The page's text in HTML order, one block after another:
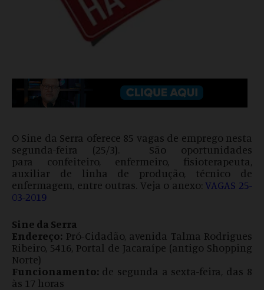
O Sine da Serra oferece 85 vagas de emprego nesta
segunda-feira (25/3). São oportunidades
para confeiteiro, enfermeiro, fisioterapeuta,
auxiliar de linha de produção, técnico de
enfermagem, entre outras. Veja o anexo:VAGAS 25-
03-2019
Sine da Serra
Endereço: Pró-Cidadão, avenida Talma Rodrigues
Ribeiro, 5416, Portal de Jacaraípe (antigo Shopping
Norte)
Funcionamento: de segunda a sexta-feira, das 8
às 17 horas